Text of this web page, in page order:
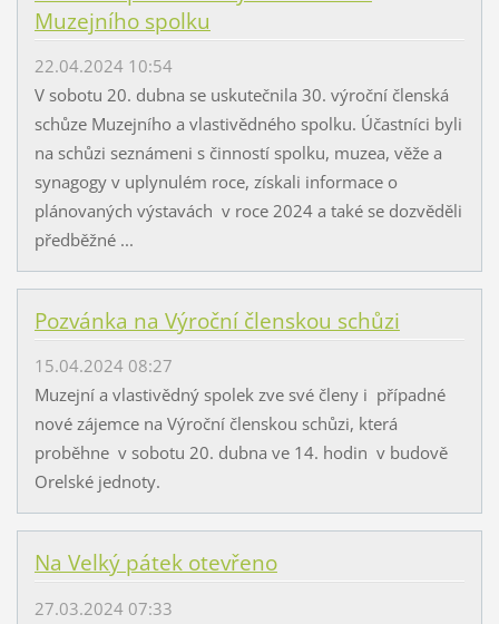
Muzejního spolku
22.04.2024 10:54
V sobotu 20. dubna se uskutečnila 30. výroční členská
schůze Muzejního a vlastivědného spolku. Účastníci byli
na schůzi seznámeni s činností spolku, muzea, věže a
synagogy v uplynulém roce, získali informace o
plánovaných výstavách v roce 2024 a také se dozvěděli
předběžné ...
Pozvánka na Výroční členskou schůzi
15.04.2024 08:27
Muzejní a vlastivědný spolek zve své členy i případné
nové zájemce na Výroční členskou schůzi, která
proběhne v sobotu 20. dubna ve 14. hodin v budově
Orelské jednoty.
Na Velký pátek otevřeno
27.03.2024 07:33